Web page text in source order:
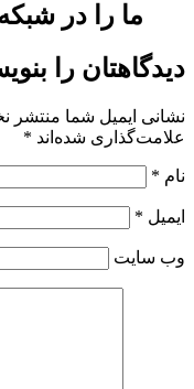
ما را در
دیدگاهتان را
نشانی ایمیل شما منتشر
علامت‌گذاری شده‌اند *
نام *
ایمیل *
وب‌ سایت